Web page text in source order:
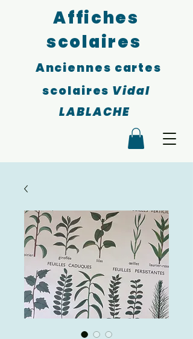
Affiches
scolaires
Anciennes cartes
scolaires Vidal
LABLACHE